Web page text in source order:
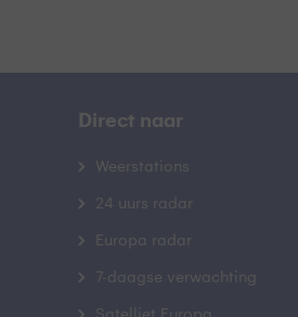
Direct naar
Weerstations
24 uurs radar
Europa radar
7-daagse verwachting